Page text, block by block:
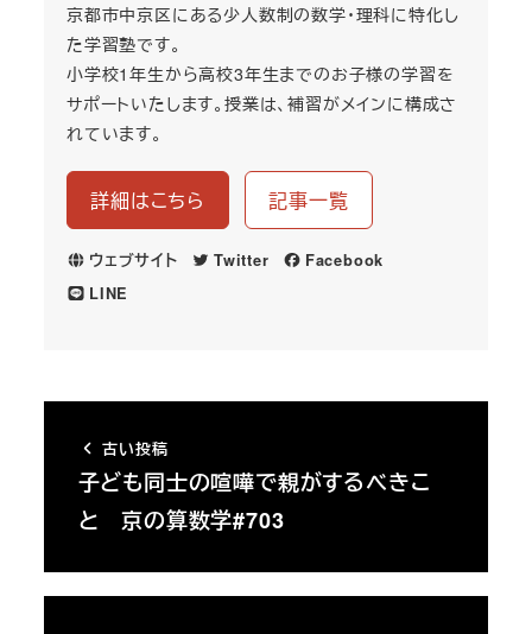
京都市中京区にある少人数制の数学・理科に特化し
た学習塾です。
小学校1年生から高校3年生までのお子様の学習を
サポートいたします。授業は、補習がメインに構成さ
れています。
詳細はこちら 記事一覧
ウェブサイト Twitter
Facebook
LINE
古い投稿
子ども同士の喧嘩で親がするべきこ
と 京の算数学#703